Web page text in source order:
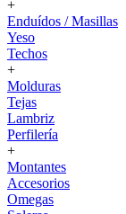
+
Enduídos / Masillas
Yeso
Techos
+
Molduras
Tejas
Lambriz
Perfilería
+
Montantes
Accesorios
Omegas